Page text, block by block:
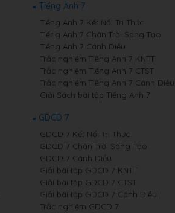
Tiếng Anh 7
Tiếng Anh 7 Kết Nối Tri Thức
Tiếng Anh 7 Chân Trời Sáng Tạo
Tiếng Anh 7 Cánh Diều
Trắc nghiệm Tiếng Anh 7 KNTT
Trắc nghiệm Tiếng Anh 7 CTST
Trắc nghiệm Tiếng Anh 7 Cánh Diều
Giải Sách bài tập Tiếng Anh 7
GDCD 7
GDCD 7 Kết Nối Tri Thức
GDCD 7 Chân Trời Sáng Tạo
GDCD 7 Cánh Diều
Giải bài tập GDCD 7 KNTT
Giải bài tập GDCD 7 CTST
Giải bài tập GDCD 7 Cánh Diều
Trắc nghiệm GDCD 7